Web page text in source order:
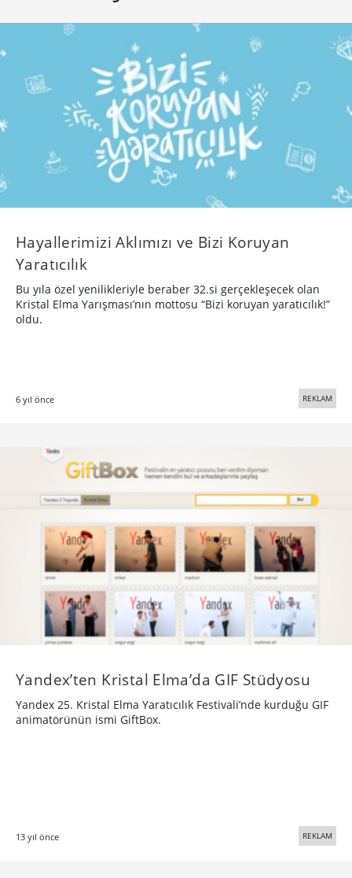
Hayallerimizi Aklımızı ve Bizi Koruyan
Yaratıcılık
Bu yıla özel yenilikleriyle beraber 32.si gerçekleşecek olan
Kristal Elma Yarışması’nın mottosu “Bizi koruyan yaratıcılık!”
oldu.
6 yıl önce REKLAM
Yandex’ten Kristal Elma’da GIF Stüdyosu
Yandex 25. Kristal Elma Yaratıcılık Festivali’nde kurduğu GIF
animatörünün ismi GiftBox.
13 yıl önce REKLAM